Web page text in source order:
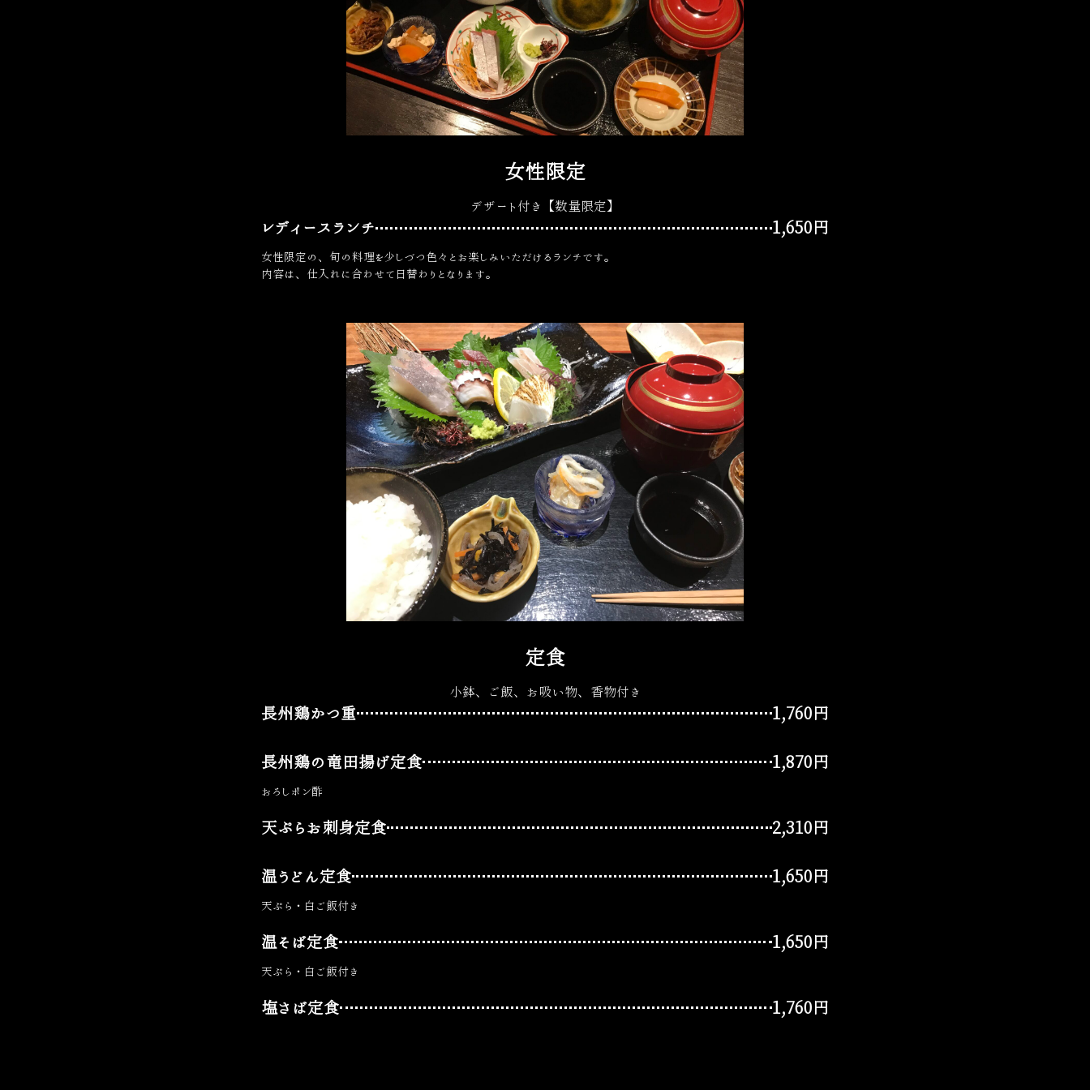
女性限定
デザート付き【数量限定】
レディースランチ 1,650円
女性限定の、旬の料理を少しづつ色々とお楽しみいただけるランチです。
内容は、仕入れに合わせて日替わりとなります。
定食
小鉢、ご飯、お吸い物、香物付き
長州鶏かつ重 1,760円
長州鶏の竜田揚げ定食 1,870円
おろしポン酢
天ぷらお刺身定食 2,310円
温うどん定食 1,650円
天ぷら・白ご飯付き
温そば定食 1,650円
天ぷら・白ご飯付き
塩さば定食 1,760円